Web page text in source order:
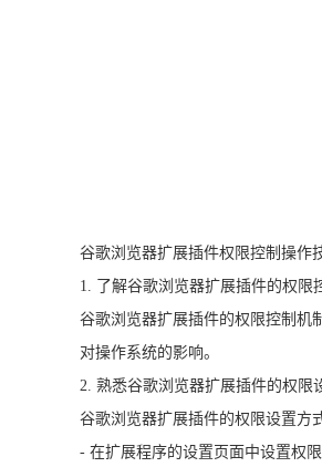
谷歌浏览器扩展插件权限控制操作
1. 了解谷歌浏览器扩展插件的权限
谷歌浏览器扩展插件的权限控制机
对操作系统的影响。
2. 熟悉谷歌浏览器扩展插件的权限
谷歌浏览器扩展插件的权限设置方
- 在扩展程序的设置页面中设置权限